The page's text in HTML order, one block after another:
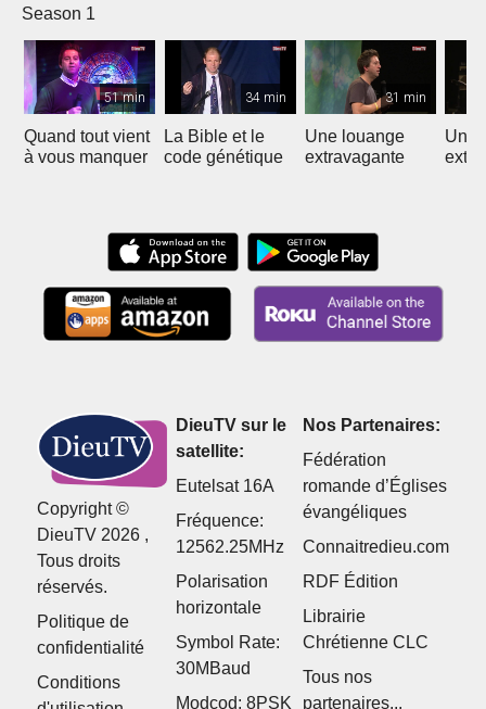
Season 1
51 min
Quand tout vient
à vous manquer
34 min
La Bible et le
code génétique
31 min
Une louange
extravagante
Une
Copyright ©
DieuTV 2026 ,
Tous droits
réservés.
Politique de
confidentialité
Conditions
DieuTV sur le
satellite:
Eutelsat 16A
Fréquence:
12562.25MHz
Polarisation
horizontale
Symbol Rate:
30MBaud
Modcod: 8PSK
Nos Partenaires:
Fédération
romande d’Églises
évangéliques
Connaitredieu.com
RDF Édition
Librairie
Chrétienne CLC
Tous nos
partenaires...